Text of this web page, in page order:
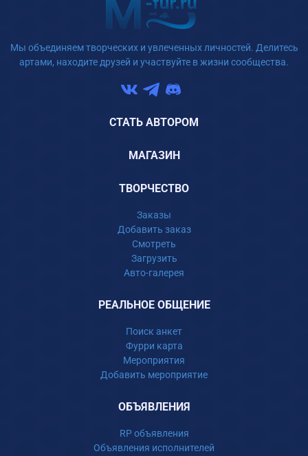
Мы объединяем творческих и увлеченных личностей. Делитесь
артами, находите друзей и участвуйте в жизни сообщества.
СТАТЬ АВТОРОМ
МАГАЗИН
ТВОРЧЕСТВО
Заказы
Добавить заказ
Смотреть
Загрузить
Авто-галерея
РЕАЛЬНОЕ ОБЩЕНИЕ
Поиск анкет
Фурри карта
Мероприятия
Добавить мероприятие
ОБЪЯВЛЕНИЯ
RP объявления
Объявления исполнителей